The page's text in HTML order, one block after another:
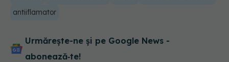
antiiflamator
Urmărește-ne și pe Google News -
abonează‑te!